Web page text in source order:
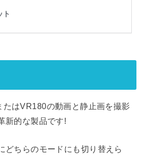
はVR180の動画と静止画を撮影
新的な製品です!
どちらのモードにも切り替えら